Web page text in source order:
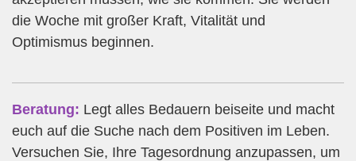
die Woche mit großer Kraft, Vitalität und
Optimismus beginnen.
Beratung: Legt alles Bedauern beiseite und macht
euch auf die Suche nach dem Positiven im Leben.
Versuchen Sie, Ihre Tagesordnung anzupassen, um